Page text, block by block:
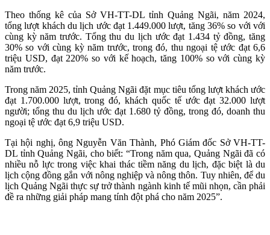
Theo thống kê của Sở VH-TT-DL tỉnh Quảng Ngãi, năm 2024,
tổng lượt khách du lịch ước đạt 1.449.000 lượt, tăng 36% so với với
cùng kỳ năm trước. Tổng thu du lịch ước đạt 1.434 tỷ đồng, tăng
30% so với cùng kỳ năm trước, trong đó, thu ngoại tệ ước đạt 6,6
triệu USD, đạt 220% so với kế hoạch, tăng 100% so với cùng kỳ
năm trước.
Trong năm 2025, tỉnh Quảng Ngãi đặt mục tiêu tổng lượt khách ước
đạt 1.700.000 lượt, trong đó, khách quốc tế ước đạt 32.000 lượt
người; tổng thu du lịch ước đạt 1.680 tỷ đồng, trong đó, doanh thu
ngoại tệ ước đạt 6,9 triệu USD.
Tại hội nghị, ông Nguyễn Văn Thành, Phó Giám đốc Sở VH-TT-
DL tỉnh Quảng Ngãi, cho biết: “Trong năm qua, Quảng Ngãi đã có
nhiều nỗ lực trong việc khai thác tiềm năng du lịch, đặc biệt là du
lịch cộng đồng gắn với nông nghiệp và nông thôn. Tuy nhiên, để du
lịch Quảng Ngãi thực sự trở thành ngành kinh tế mũi nhọn, cần phải
đề ra những giải pháp mang tính đột phá cho năm 2025”.